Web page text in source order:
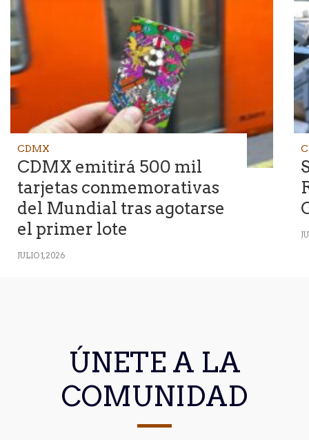
CDMX
CDMX emitirá 500 mil
tarjetas conmemorativas
del Mundial tras agotarse
el primer lote
JULIO 1, 2026
ÚNETE A LA
COMUNIDAD